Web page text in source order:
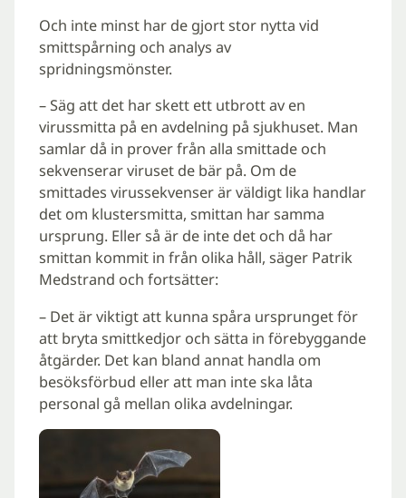
Och inte minst har de gjort stor nytta vid
smittspårning och analys av
spridningsmönster.
– Säg att det har skett ett utbrott av en
virussmitta på en avdelning på sjukhuset. Man
samlar då in prover från alla smittade och
sekvenserar viruset de bär på. Om de
smittades virussekvenser är väldigt lika handlar
det om klustersmitta, smittan har samma
ursprung. Eller så är de inte det och då har
smittan kommit in från olika håll, säger Patrik
Medstrand och fortsätter:
– Det är viktigt att kunna spåra ursprunget för
att bryta smittkedjor och sätta in förebyggande
åtgärder. Det kan bland annat handla om
besöksförbud eller att man inte ska låta
personal gå mellan olika avdelningar.